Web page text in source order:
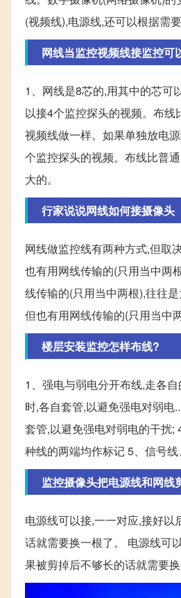
(视频线),电源线,还可以根据需
网线当监控视频线接监控可
1、网线是8芯的,用其中的芯可
以接4个监控探头的视频。布
视频线做一样。如果单独放电
个监控探头的视频。布线比普
大的。
行家说说网线如何接摄像头
网线做监控线有两种方式,但取
也有用网线传输的(只用当中两
线传输的(只用当中两根),往往
但也有用网线传输的(只用当中
楼层安装监控怎样布线?
1、强电与弱电分开布线,走各
时,各自套管,以避免强电对弱
套管,以避免强电对弱电的干扰;
种线的两端均作标记 5、信号
监控摄像头把电源线和网线
电源线可以接,一一对应,接好
话就需要换一根了。 电源线可
果被剪掉后不够长的话就需要换